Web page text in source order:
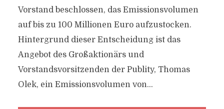
Vorstand beschlossen, das Emissionsvolumen
auf bis zu 100 Millionen Euro aufzustocken.
Hintergrund dieser Entscheidung ist das
Angebot des Großaktionärs und
Vorstandsvorsitzenden der Publity, Thomas
Olek, ein Emissionsvolumen von...